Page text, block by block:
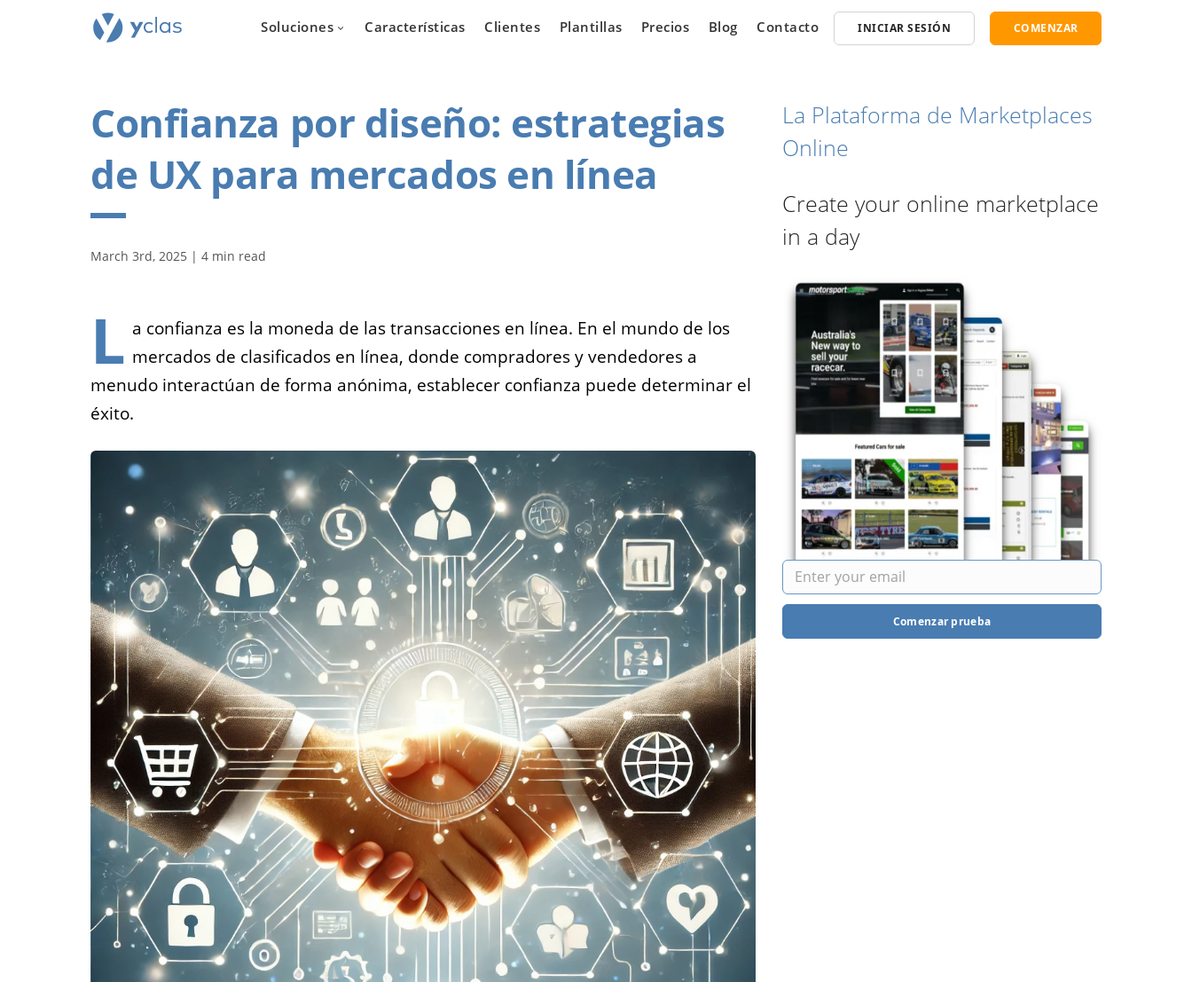
Soluciones
Inmobiliarias Vehículos
Empleo
Para las agencias de
trabajo que quieren
poner todas sus vacantes
disponibles en línea.
Marketplaces
Construye un mercado
para casi cualquier cosa.
¿Ordenadores? ¿Ropa?
¿Libros? ¡Lo que quieras!
Todas las soluciones
Características Clientes Plantillas Precios Blog Contacto INICIAR SESIÓN COMENZAR
Confianza por diseño: estrategias
de UX para mercados en línea
March 3rd, 2025 | 4 min read
L a confianza es la moneda de las transacciones en línea. En el mundo de los
mercados de clasificados en línea, donde compradores y vendedores a
menudo interactúan de forma anónima, establecer confianza puede determinar el
éxito.
La Plataforma de Marketplaces
Online
Create your online marketplace
in a day
Comenzar prueba